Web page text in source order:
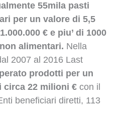
55mila pasti
per un valore di 5,5
€ e piu’ di 1000
alimentari. Nella
2007 al 2016 Last
prodotti per un
circa 22 milioni € con il
beneficiari diretti, 113